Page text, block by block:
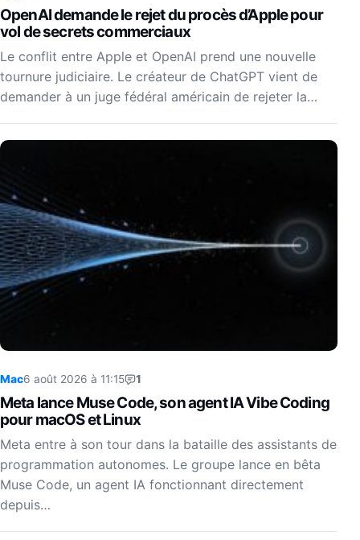
OpenAI demande le rejet du procès d’Apple pour
vol de secrets commerciaux
Le conflit entre Apple et OpenAI prend une nouvelle
tournure judiciaire. Le créateur de ChatGPT vient de
demander à un juge fédéral américain de rejeter la…
Mac6 août 2026 à 11:15 1
Meta lance Muse Code, son agent IA Vibe Coding
pour macOS et Linux
Meta entre à son tour dans la bataille des assistants de
programmation autonomes. Le groupe lance en bêta
Muse Code, un agent IA fonctionnant directement
depuis…